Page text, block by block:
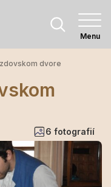
Menu
dvore
6 fotografií